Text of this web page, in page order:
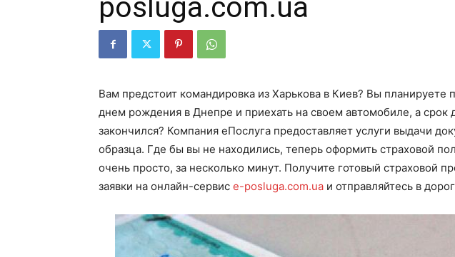
posluga.com.ua
Вам предстоит командировка из Харькова в Киев? Вы планируете
днем рождения в Днепре и приехать на своем автомобиле, а срок
закончился? Компания еПослуга предоставляет услуги выдачи
образца. Где бы вы не находились, теперь оформить страховой
очень просто, за несколько минут. Получите готовый страховой
заявки на онлайн-сервис e-posluga.com.ua и отправляйтесь в